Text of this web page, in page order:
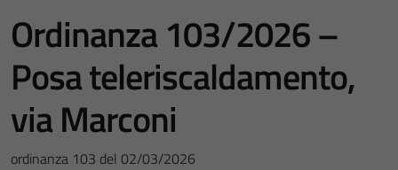
Ordinanza 103/2026 –
Posa teleriscaldamento,
via Marconi
ordinanza 103 del 02/03/2026